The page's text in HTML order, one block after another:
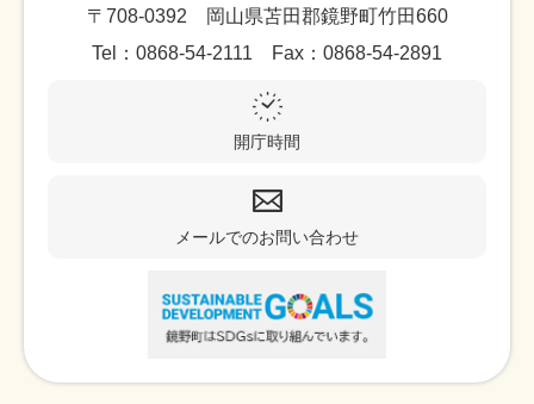
〒708-0392 岡山県苫田郡鏡野町竹田660
Tel：0868-54-2111 Fax：0868-54-2891
開庁時間
メールでのお問い合わせ